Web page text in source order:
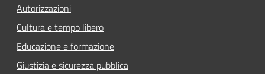
Autorizzazioni
Cultura e tempo libero
Educazione e formazione
Giustizia e sicurezza pubblica